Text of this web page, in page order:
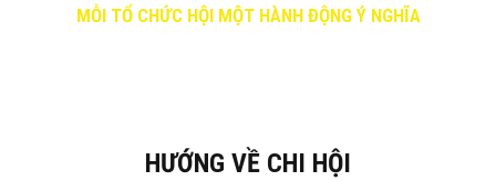
MỖI TỔ CHỨC HỘI MỘT HÀNH ĐỘNG Ý NGHĨA
HƯỚNG VỀ CHI HỘI